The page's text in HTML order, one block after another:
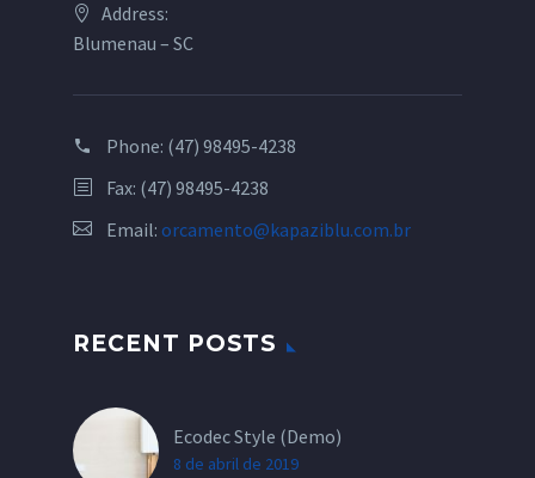
Address:
Blumenau – SC
Phone: (47) 98495-4238
Fax: (47) 98495-4238
Email: orcamento@kapaziblu.com.br
RECENT POSTS
Ecodec Style (Demo)
8 de abril de 2019